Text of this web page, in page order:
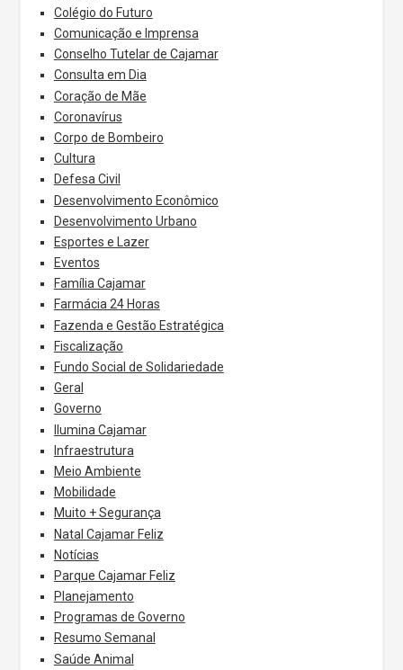
Colégio do Futuro
Comunicação e Imprensa
Conselho Tutelar de Cajamar
Consulta em Dia
Coração de Mãe
Coronavírus
Corpo de Bombeiro
Cultura
Defesa Civil
Desenvolvimento Econômico
Desenvolvimento Urbano
Esportes e Lazer
Eventos
Família Cajamar
Farmácia 24 Horas
Fazenda e Gestão Estratégica
Fiscalização
Fundo Social de Solidariedade
Geral
Governo
Ilumina Cajamar
Infraestrutura
Meio Ambiente
Mobilidade
Muito + Segurança
Natal Cajamar Feliz
Notícias
Parque Cajamar Feliz
Planejamento
Programas de Governo
Resumo Semanal
Saúde Animal